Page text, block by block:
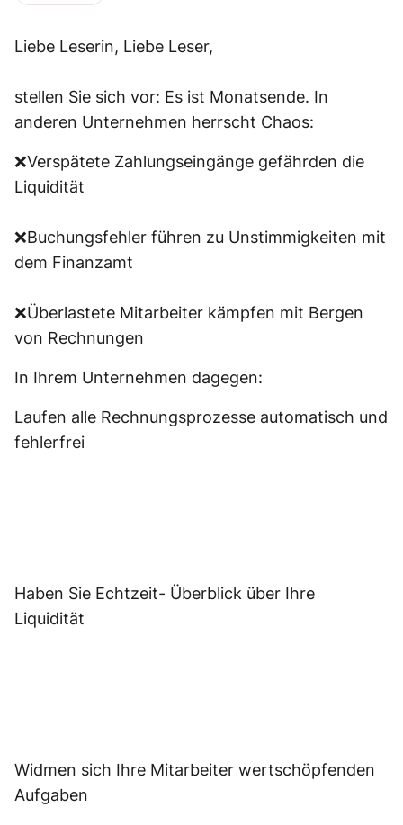
Liebe Leserin, Liebe Leser,
stellen Sie sich vor: Es ist Monatsende. In
anderen Unternehmen herrscht Chaos:
❌Verspätete Zahlungseingänge gefährden die
Liquidität
❌Buchungsfehler führen zu Unstimmigkeiten mit
dem Finanzamt
❌Überlastete Mitarbeiter kämpfen mit Bergen
von Rechnungen
In Ihrem Unternehmen dagegen:
Laufen alle Rechnungsprozesse automatisch und
fehlerfrei
Haben Sie Echtzeit- Überblick über Ihre
Liquidität
Widmen sich Ihre Mitarbeiter wertschöpfenden
Aufgaben